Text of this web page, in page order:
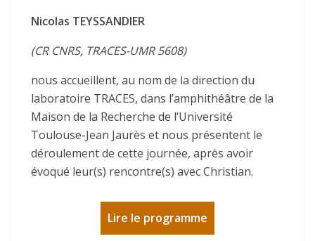
Nicolas TEYSSANDIER
(CR CNRS, TRACES-UMR 5608)
nous accueillent, au nom de la direction du
laboratoire TRACES, dans l’amphithéâtre de la
Maison de la Recherche de l’Université
Toulouse-Jean Jaurès et nous présentent le
déroulement de cette journée, après avoir
évoqué leur(s) rencontre(s) avec Christian.
Lire le programme